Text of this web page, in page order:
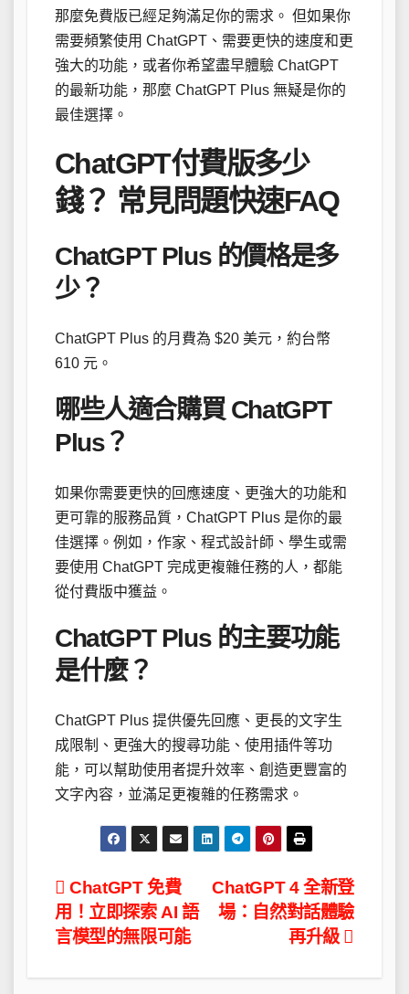
那麼免費版已經足夠滿足你的需求。 但如果你
需要頻繁使用 ChatGPT、需要更快的速度和更
強大的功能，或者你希望盡早體驗 ChatGPT
的最新功能，那麼 ChatGPT Plus 無疑是你的
最佳選擇。
ChatGPT付費版多少
錢？ 常見問題快速FAQ
ChatGPT Plus 的價格是多
少？
ChatGPT Plus 的月費為 $20 美元，約台幣
610 元。
哪些人適合購買 ChatGPT
Plus？
如果你需要更快的回應速度、更強大的功能和
更可靠的服務品質，ChatGPT Plus 是你的最
佳選擇。例如，作家、程式設計師、學生或需
要使用 ChatGPT 完成更複雜任務的人，都能
從付費版中獲益。
ChatGPT Plus 的主要功能
是什麼？
ChatGPT Plus 提供優先回應、更長的文字生
成限制、更強大的搜尋功能、使用插件等功
能，可以幫助使用者提升效率、創造更豐富的
文字內容，並滿足更複雜的任務需求。
文
章
ChatGPT 4 全新登
場：自然對話體驗
再升級
ChatGPT 免費
用！立即探索 AI 語
言模型的無限可能